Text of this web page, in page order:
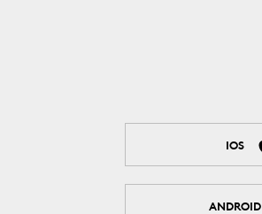
IOS
ANDROID